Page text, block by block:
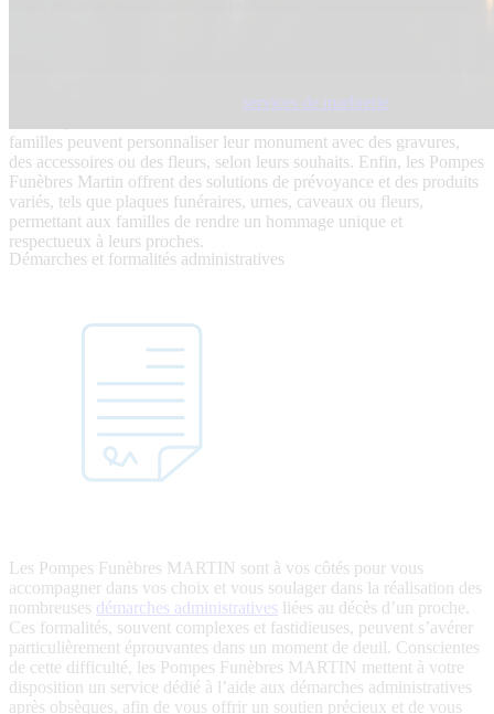
services de marbrerie
familles peuvent personnaliser leur monument avec des gravures,
des accessoires ou des fleurs, selon leurs souhaits. Enfin, les Pompes
Funèbres Martin offrent des solutions de prévoyance et des produits
variés, tels que plaques funéraires, urnes, caveaux ou fleurs,
permettant aux familles de rendre un hommage unique et
respectueux à leurs proches.
Démarches et formalités administratives
Les Pompes Funèbres MARTIN sont à vos côtés pour vous
accompagner dans vos choix et vous soulager dans la réalisation des
nombreuses démarches administratives liées au décès d’un proche.
Ces formalités, souvent complexes et fastidieuses, peuvent s’avérer
particulièrement éprouvantes dans un moment de deuil. Conscientes
de cette difficulté, les Pompes Funèbres MARTIN mettent à votre
disposition un service dédié à l’aide aux démarches administratives
après obsèques, afin de vous offrir un soutien précieux et de vous